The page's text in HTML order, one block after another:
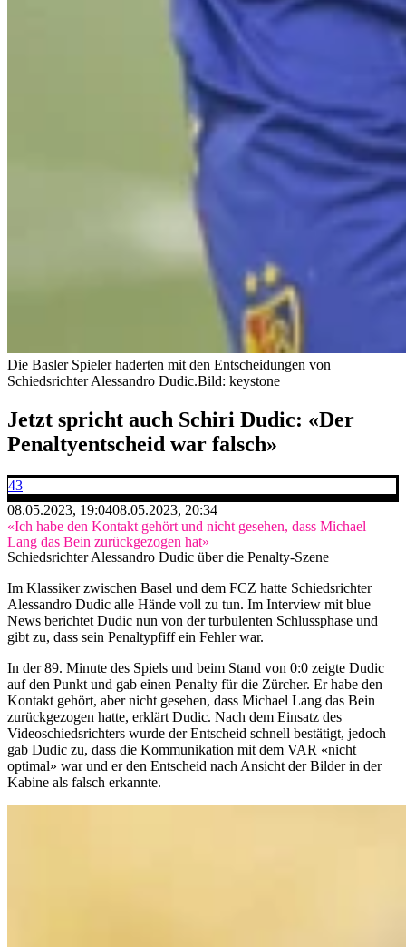
Die Basler Spieler haderten mit den Entscheidungen von
Schiedsrichter Alessandro Dudic.Bild: keystone
Jetzt spricht auch Schiri Dudic: «Der
Penaltyentscheid war falsch»
43
08.05.2023, 19:0408.05.2023, 20:34
«Ich habe den Kontakt gehört und nicht gesehen, dass Michael
Lang das Bein zurückgezogen hat»
Schiedsrichter Alessandro Dudic über die Penalty-Szene
Im Klassiker zwischen Basel und dem FCZ hatte Schiedsrichter
Alessandro Dudic alle Hände voll zu tun. Im Interview mit blue
News berichtet Dudic nun von der turbulenten Schlussphase und
gibt zu, dass sein Penaltypfiff ein Fehler war.
In der 89. Minute des Spiels und beim Stand von 0:0 zeigte Dudic
auf den Punkt und gab einen Penalty für die Zürcher. Er habe den
Kontakt gehört, aber nicht gesehen, dass Michael Lang das Bein
zurückgezogen hatte, erklärt Dudic. Nach dem Einsatz des
Videoschiedsrichters wurde der Entscheid schnell bestätigt, jedoch
gab Dudic zu, dass die Kommunikation mit dem VAR «nicht
optimal» war und er den Entscheid nach Ansicht der Bilder in der
Kabine als falsch erkannte.